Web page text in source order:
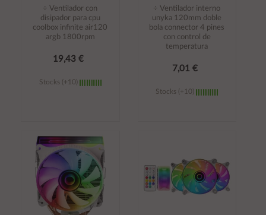
÷ Ventilador con
disipador para cpu
coolbox infinite air120
argb 1800rpm
19,43 €
Stocks (+10)
carrito
÷ Ventilador interno
unyka 120mm doble
bola connector 4 pines
con control de
temperatura
7,01 €
Stocks (+10)